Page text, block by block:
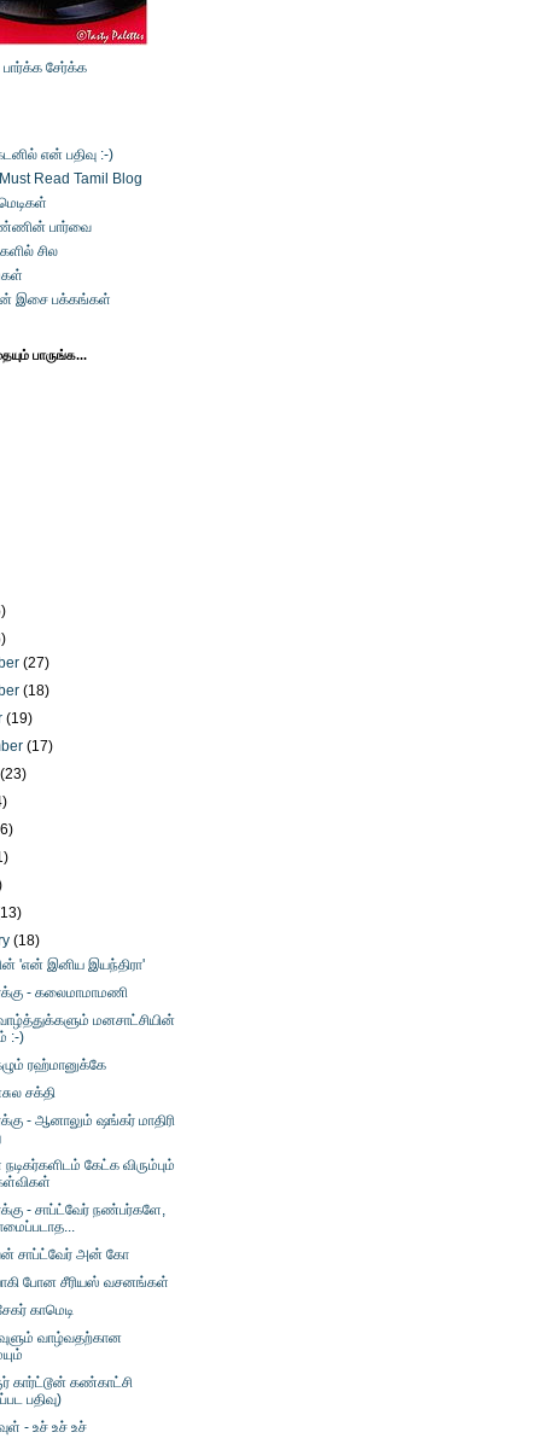
பார்க்க சேர்க்க
என் பதிவு :-)
Read Tamil Blog
பார்வை
சில
இசை பக்கங்கள்
பாருங்க...
(27)
(18)
(19)
(17)
(23)
(18)
'என் இனிய இயந்திரா'
- கலைமாமாமணி
மனசாட்சியின்
:-)
ரஹ்மானுக்கே
சக்தி
- ஆனாலும் ஷங்கர் மாதிரி
நடிகர்களிடம் கேட்க விரும்பும்
- சாப்ட்வேர் நண்பர்களே,
சாப்ட்வேர் அன் கோ
போன சீரியஸ் வசனங்கள்
காமெடி
வாழ்வதற்கான
கார்ட்டூன் கண்காட்சி
பதிவு)
- உச் உச் உச்